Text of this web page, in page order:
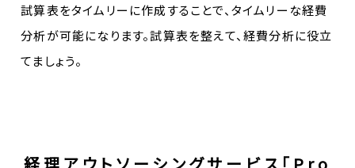
試算表をタイムリーに作成することで、タイムリーな経費
分析が可能になります。試算表を整えて、経費分析に役立
てましょう。